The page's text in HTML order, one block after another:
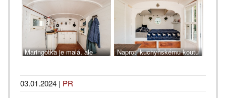
Maringotka je malá, ale
Naproti kuchyňskému koutu
03.01.2024 | PR